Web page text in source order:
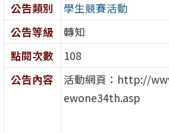
公告類別
學生競賽活動
公告等級
轉知
點閱次數
108
公告內容
活動網頁：http://
ewone34th.asp